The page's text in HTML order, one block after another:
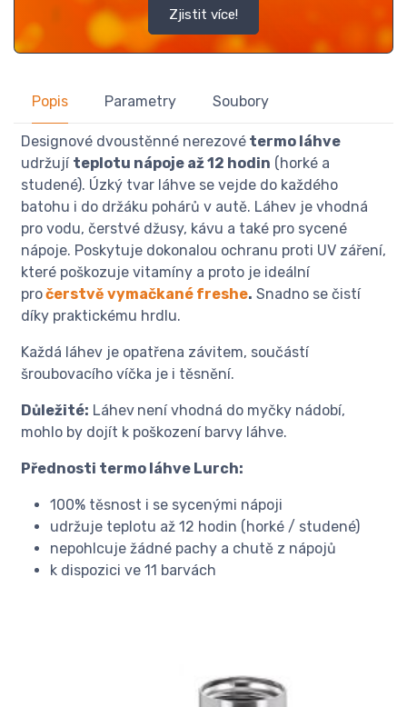
Zjistit více!
Popis Parametry Soubory
Designové dvoustěnné nerezové termo láhve
udržují teplotu nápoje až 12 hodin (horké a
studené). Úzký tvar láhve se vejde do každého
batohu i do držáku pohárů v autě. Láhev je vhodná
pro vodu, čerstvé džusy, kávu a také pro sycené
nápoje. Poskytuje dokonalou ochranu proti UV záření,
které poškozuje vitamíny a proto je ideální
pročerstvě vymačkané freshe. Snadno se čistí
díky praktickému hrdlu.
Každá láhev je opatřena závitem, součástí
šroubovacího víčka je i těsnění.
Důležité: Láhev není vhodná do myčky nádobí,
mohlo by dojít k poškození barvy láhve.
Přednosti termo láhve Lurch:
100% těsnost i se sycenými nápoji
udržuje teplotu až 12 hodin (horké / studené)
nepohlcuje žádné pachy a chutě z nápojů
k dispozici ve 11 barvách